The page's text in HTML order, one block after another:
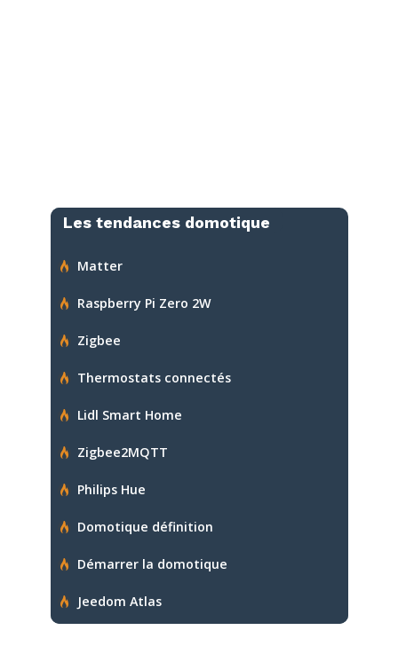
Les tendances domotique
Matter
Raspberry Pi Zero 2W
Zigbee
Thermostats connectés
Lidl Smart Home
Zigbee2MQTT
Philips Hue
Domotique définition
Démarrer la domotique
Jeedom Atlas